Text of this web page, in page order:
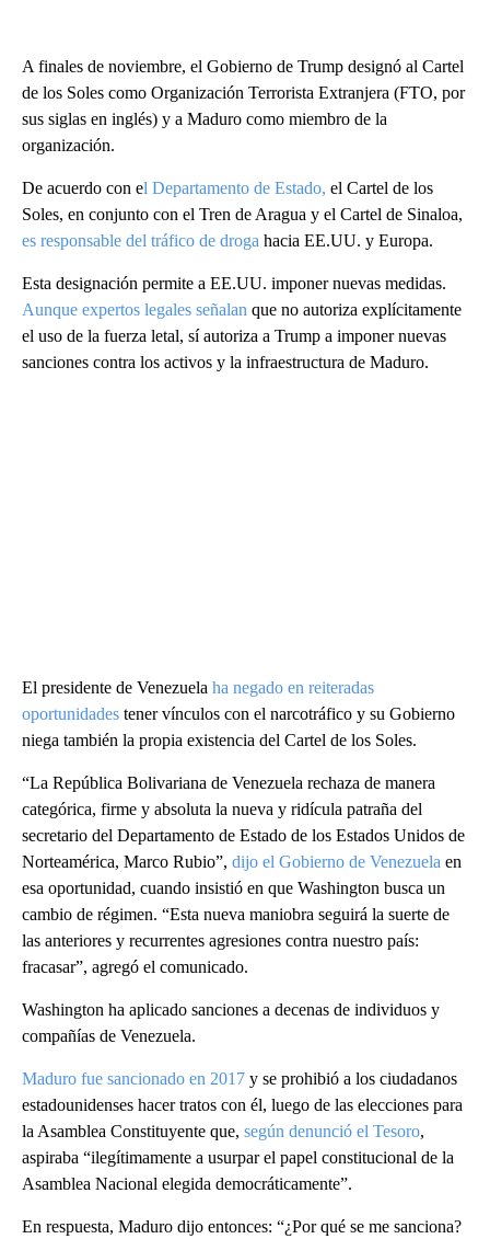
A finales de noviembre, el Gobierno de Trump designó al Cartel
de los Soles como Organización Terrorista Extranjera (FTO, por
sus siglas en inglés) y a Maduro como miembro de la
organización.
De acuerdo con el Departamento de Estado, el Cartel de los
Soles, en conjunto con el Tren de Aragua y el Cartel de Sinaloa,
es responsable del tráfico de droga hacia EE.UU. y Europa.
Esta designación permite a EE.UU. imponer nuevas medidas.
Aunque expertos legales señalan que no autoriza explícitamente
el uso de la fuerza letal, sí autoriza a Trump a imponer nuevas
sanciones contra los activos y la infraestructura de Maduro.
El presidente de Venezuela ha negado en reiteradas
oportunidades tener vínculos con el narcotráfico y su Gobierno
niega también la propia existencia del Cartel de los Soles.
“La República Bolivariana de Venezuela rechaza de manera
categórica, firme y absoluta la nueva y ridícula patraña del
secretario del Departamento de Estado de los Estados Unidos de
Norteamérica, Marco Rubio”, dijo el Gobierno de Venezuela en
esa oportunidad, cuando insistió en que Washington busca un
cambio de régimen. “Esta nueva maniobra seguirá la suerte de
las anteriores y recurrentes agresiones contra nuestro país:
fracasar”, agregó el comunicado.
Washington ha aplicado sanciones a decenas de individuos y
compañías de Venezuela.
Maduro fue sancionado en 2017 y se prohibió a los ciudadanos
estadounidenses hacer tratos con él, luego de las elecciones para
la Asamblea Constituyente que, según denunció el Tesoro,
aspiraba “ilegítimamente a usurpar el papel constitucional de la
Asamblea Nacional elegida democráticamente”.
En respuesta, Maduro dijo entonces: “¿Por qué se me sanciona?